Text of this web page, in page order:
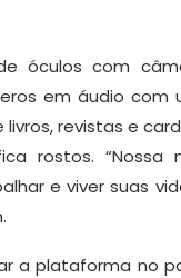
óculos com
em áudio com
revistas e
rostos. “Nossa
e viver suas
a plataforma no